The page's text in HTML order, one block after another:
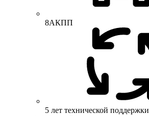
8АКПП
5 лет технической поддержки